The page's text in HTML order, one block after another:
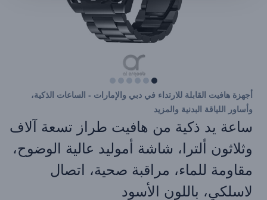
أجهزة هافيت القابلة للارتداء في دبي والإمارات - الساعات الذكية،
وأساور اللياقة البدنية والمزيد
ساعة يد ذكية من هافيت طراز تسعة آلاف
وثلاثون ألترا، شاشة أموليد عالية الوضوح،
مقاومة للماء، مراقبة صحية، اتصال
لاسلكي، باللون الأسود